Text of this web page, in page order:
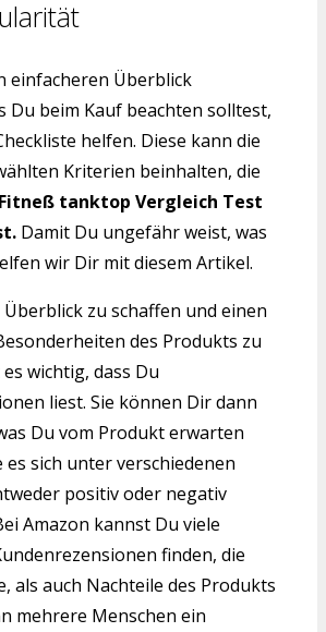
einfacheren Überblick
Du beim Kauf beachten solltest,
helfen. Diese kann die
Kriterien beinhalten, die
tanktop Vergleich Test
Damit Du ungefähr weist, was
wir Dir mit diesem Artikel.
zu schaffen und einen
des Produkts zu
wichtig, dass Du
liest. Sie können Dir dann
Du vom Produkt erwarten
es sich unter verschiedenen
positiv oder negativ
Amazon kannst Du viele
finden, die
als auch Nachteile des Produkts
mehrere Menschen ein